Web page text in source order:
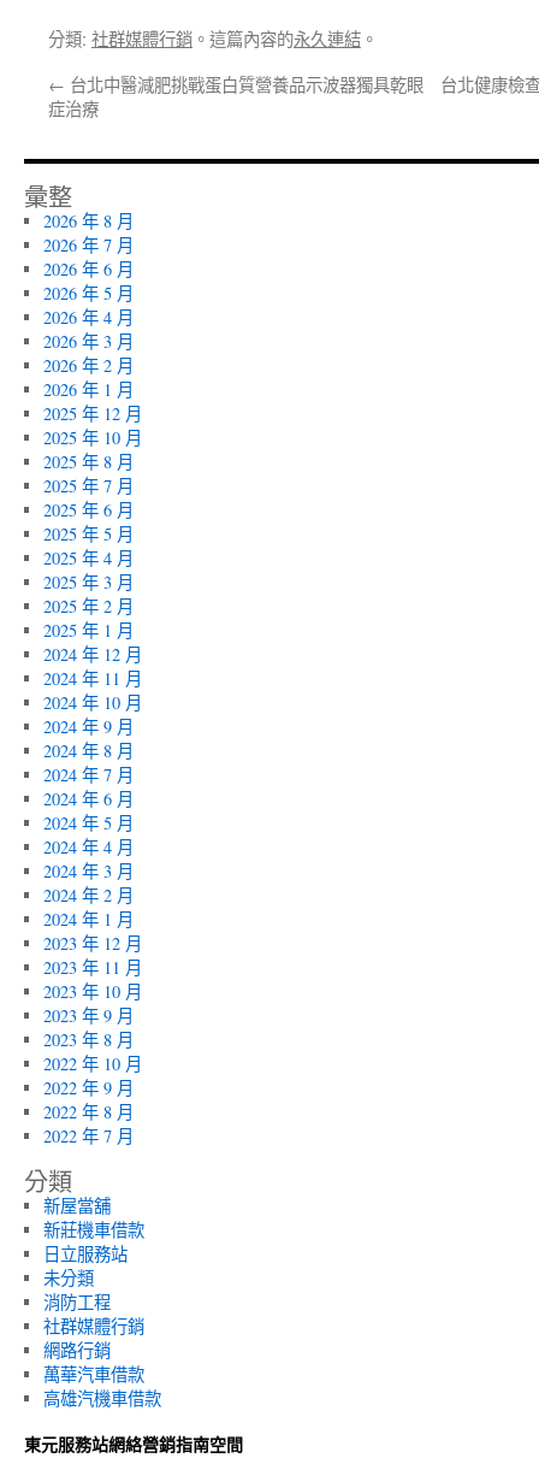
分類: 社群媒體行銷 。這篇內容的永久連結 。
← 台北中醫減肥挑戰蛋白質營養品示波器獨具乾眼
症治療
台北健康檢
彙整
2026 年 8 月
2026 年 7 月
2026 年 6 月
2026 年 5 月
2026 年 4 月
2026 年 3 月
2026 年 2 月
2026 年 1 月
2025 年 12 月
2025 年 10 月
2025 年 8 月
2025 年 7 月
2025 年 6 月
2025 年 5 月
2025 年 4 月
2025 年 3 月
2025 年 2 月
2025 年 1 月
2024 年 12 月
2024 年 11 月
2024 年 10 月
2024 年 9 月
2024 年 8 月
2024 年 7 月
2024 年 6 月
2024 年 5 月
2024 年 4 月
2024 年 3 月
2024 年 2 月
2024 年 1 月
2023 年 12 月
2023 年 11 月
2023 年 10 月
2023 年 9 月
2023 年 8 月
2022 年 10 月
2022 年 9 月
2022 年 8 月
2022 年 7 月
分類
新屋當舖
新莊機車借款
日立服務站
未分類
消防工程
社群媒體行銷
網路行銷
萬華汽車借款
高雄汽機車借款
東元服務站網絡營銷指南空間